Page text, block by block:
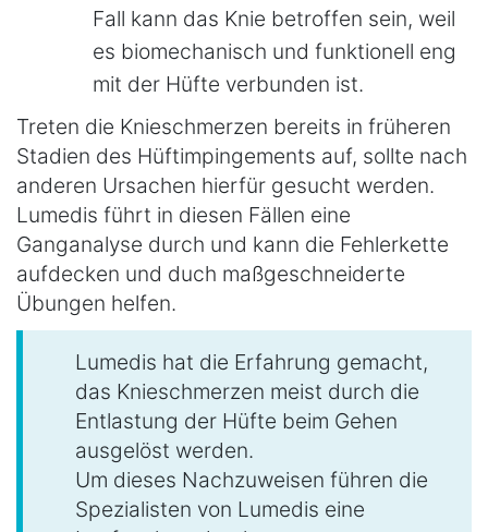
Fall kann das Knie betroffen sein, weil
es biomechanisch und funktionell eng
mit der Hüfte verbunden ist.
Treten die Knieschmerzen bereits in früheren
Stadien des Hüftimpingements auf, sollte nach
anderen Ursachen hierfür gesucht werden.
Lumedis führt in diesen Fällen eine
Ganganalyse durch und kann die Fehlerkette
aufdecken und duch maßgeschneiderte
Übungen helfen.
Lumedis hat die Erfahrung gemacht,
das Knieschmerzen meist durch die
Entlastung der Hüfte beim Gehen
ausgelöst werden.
Um dieses Nachzuweisen führen die
Spezialisten von Lumedis eine